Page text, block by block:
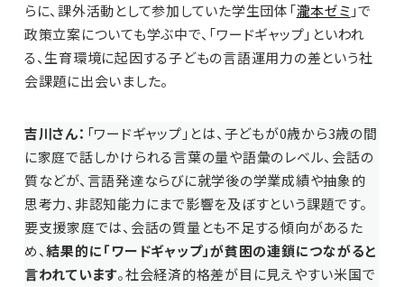
らに、課外活動として参加していた学生団体「瀧本ゼミ 」で
政策立案についても学ぶ中で、「ワードギャップ」といわれ
る、生育環境に起因する子どもの言語運用力の差という社
会課題に出会いました。
吉川さん： 「ワードギャップ」とは、子どもが0歳から3歳の間
に家庭で話しかけられる言葉の量や語彙のレベル、会話の
質などが、言語発達ならびに就学後の学業成績や抽象的
思考力、非認知能力にまで影響を及ぼすという課題です。
要支援家庭では、会話の質量とも不足する傾向があるた
め、結果的に「ワードギャップ」が貧困の連鎖につながると
言われています。社会経済的格差が目に見えやすい米国で